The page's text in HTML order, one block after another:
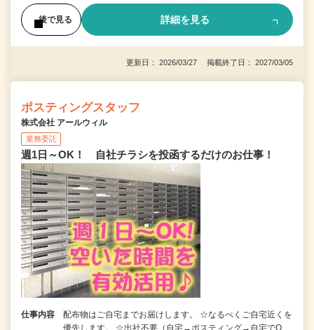
後で見る 詳細を見る
更新日： 2026/03/27 掲載終了日： 2027/03/05
ポスティングスタッフ
株式会社 アールウィル
業務委託
週1日～OK！ 自社チラシを投函するだけのお仕事！
仕事内容
配布物はご自宅までお届けします。 ☆なるべくご自宅近くを
優先します。 ☆出社不要（自宅→ポスティング→自宅でO